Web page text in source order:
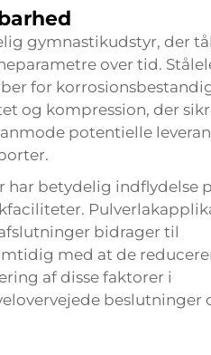
gymnastikudstyr, der
over tid.
for
og kompression, der
potentielle
betydelig indflydelse
bidrager til
med at de
af disse faktorer i
beslutninger